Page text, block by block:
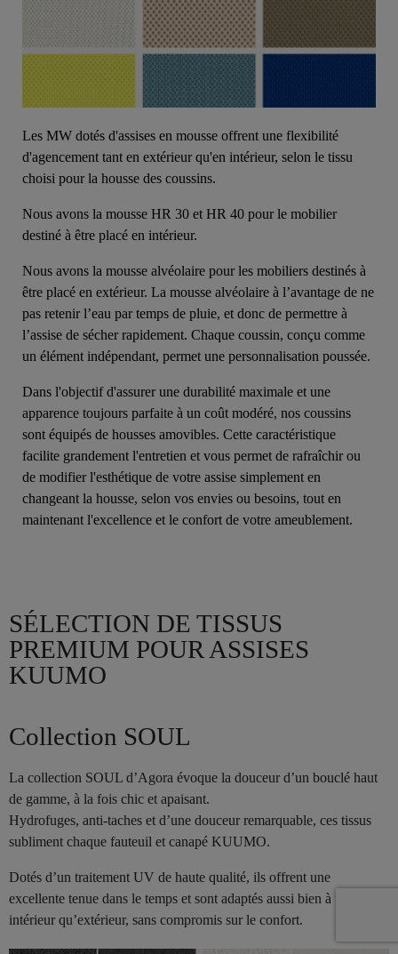
Les MW dotés d'assises en mousse offrent une flexibilité
d'agencement tant en extérieur qu'en intérieur, selon le tissu
choisi pour la housse des coussins.
Nous avons la mousse HR 30 et HR 40 pour le mobilier
destiné à être placé en intérieur.
Nous avons la mousse alvéolaire pour les mobiliers destinés à
être placé en extérieur. La mousse alvéolaire à l’avantage de ne
pas retenir l’eau par temps de pluie, et donc de permettre à
l’assise de sécher rapidement. Chaque coussin, conçu comme
un élément indépendant, permet une personnalisation poussée.
Dans l'objectif d'assurer une durabilité maximale et une
apparence toujours parfaite à un coût modéré, nos coussins
sont équipés de housses amovibles. Cette caractéristique
facilite grandement l'entretien et vous permet de rafraîchir ou
de modifier l'esthétique de votre assise simplement en
changeant la housse, selon vos envies ou besoins, tout en
maintenant l'excellence et le confort de votre ameublement.
SÉLECTION DE TISSUS
PREMIUM POUR ASSISES
KUUMO
Collection SOUL
La collection SOUL d’Agora évoque la douceur d’un bouclé haut
de gamme, à la fois chic et apaisant.
Hydrofuges, anti-taches et d’une douceur remarquable, ces tissus
subliment chaque fauteuil et canapé KUUMO.
Dotés d’un traitement UV de haute qualité, ils offrent une
excellente tenue dans le temps et sont adaptés aussi bien à un usage
intérieur qu’extérieur, sans compromis sur le confort.